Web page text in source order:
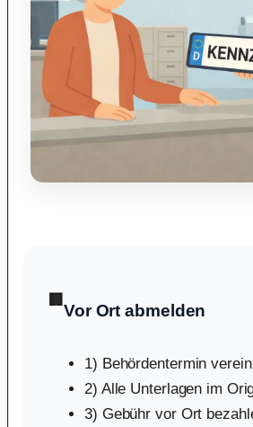
🏢
Vor Ort abmelden
1) Behördentermin
2) Alle Unterlagen im
3) Gebühr vor Ort